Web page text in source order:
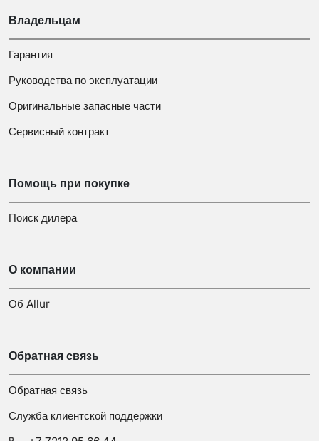
Владельцам
Гарантия
Руководства по эксплуатации
Оригинальные запасные части
Сервисный контракт
Помощь при покупке
Поиск дилера
О компании
Об Allur
Обратная связь
Обратная связь
Служба клиентской поддержки